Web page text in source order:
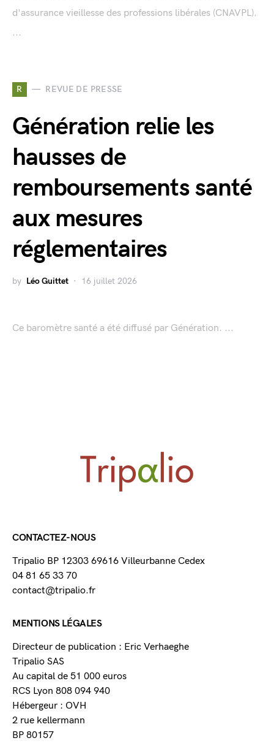
d'assurance vieillesse des professions libérales (CNAVPL).
...
R REVUE DE PRESSE
Génération relie les
hausses de
remboursements santé
aux mesures
réglementaires
by Léo Guittet 16 juillet 2026
Ce baromètre santé a été diffusé par Génération. ...
CONTACTEZ-NOUS
Tripalio BP 12303 69616 Villeurbanne Cedex
04 81 65 33 70
contact@tripalio.fr
MENTIONS LÉGALES
Directeur de publication : Eric Verhaeghe
Tripalio SAS
Au capital de 51 000 euros
RCS Lyon 808 094 940
Hébergeur : OVH
2 rue kellermann
BP 80157